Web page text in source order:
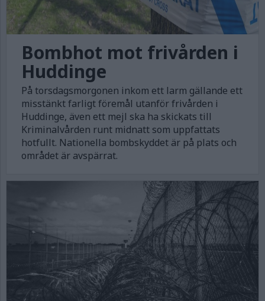
Bombhot mot frivården i
Huddinge
På torsdagsmorgonen inkom ett larm gällande ett
misstänkt farligt föremål utanför frivården i
Huddinge, även ett mejl ska ha skickats till
Kriminalvården runt midnatt som uppfattats
hotfullt. Nationella bombskyddet är på plats och
området är avspärrat.